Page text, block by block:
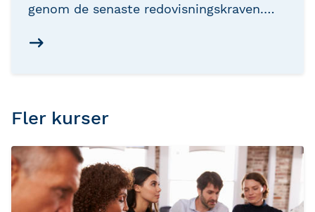
genom de senaste redovisningskraven.
grundläggande förståelse för ämnet, utan
hållbarhet och rusta dig för att leda dina
hållbarhetsutmaningar – och möjligheter.
Fler kurser